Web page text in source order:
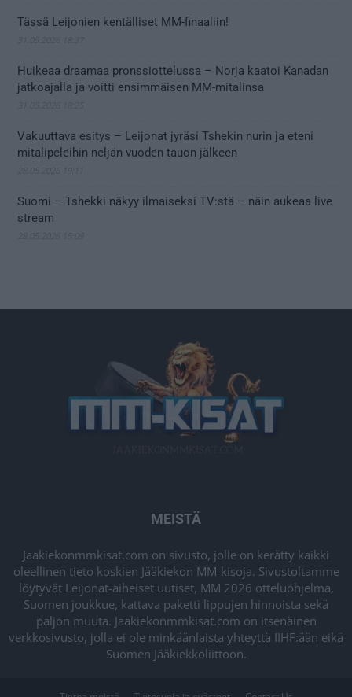
Tässä Leijonien kentälliset MM-finaaliin!
Huikeaa draamaa pronssiottelussa – Norja kaatoi Kanadan
jatkoajalla ja voitti ensimmäisen MM-mitalinsa
Vakuuttava esitys – Leijonat jyräsi Tshekin nurin ja eteni
mitalipeleihin neljän vuoden tauon jälkeen
Suomi – Tshekki näkyy ilmaiseksi TV:stä – näin aukeaa live
stream
MEISTÄ
Jaakiekonmmkisat.com on sivusto, jolle on kerätty kaikki
oleellinen tieto koskien Jääkiekon MM-kisoja. Sivustoltamme
löytyvät Leijonat-aiheiset uutiset, MM 2026 otteluohjelma,
Suomen joukkue, kattava paketti lippujen hinnoista sekä
paljon muuta. Jaakiekonmmkisat.com on itsenäinen
verkkosivusto, jolla ei ole minkäänlaista yhteyttä IIHF:ään eikä
Suomen Jääkiekkoliittoon.